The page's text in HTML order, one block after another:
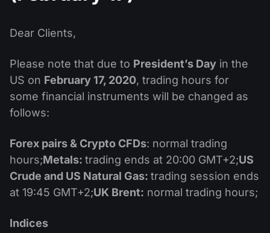
MT5
Karşılaştırma
Android FXOpen App
FIX API
Temettü Takvimi
Yardım Merkezi
CFD Yatırımı Nedir?
Forex Brokerı nedir?
Bize Ulaşın
Dear Clients,
Please note that due to President’s Day in the
US on February 17, 2020, trading hours for
some financial instruments will be changed as
follows:
Forex pairs & Crypto CFDs: normal trading
hours;Metals: trading ends at 20:00 GMT+2;US
Crude and US Natural Gas: trading session ends
at 19:45 GMT+2;UK Brent: normal trading hours;
Indices